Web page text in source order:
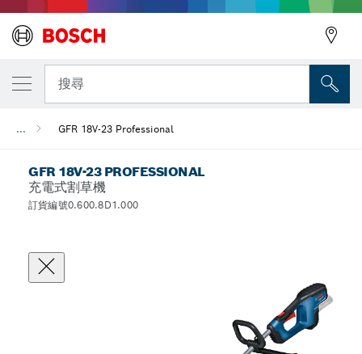
搜尋
... GFR 18V-23 Professional
GFR 18V-23 PROFESSIONAL
充電式割草機
訂貨編號0.600.8D1.000